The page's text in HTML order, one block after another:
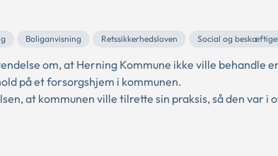
Boliganvisning Retssikkerhedsloven Social og
om, at Herning Kommune ikke ville behandle
på et forsorgshjem i kommunen.
at kommunen ville tilrette sin praksis, så den var i